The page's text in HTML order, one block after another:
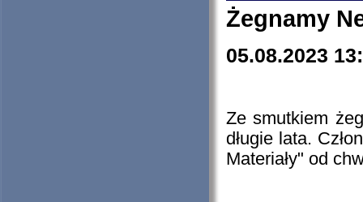
Żegnamy
05.08.2023
Ze smutkiem
długie lata.
Materiały" od